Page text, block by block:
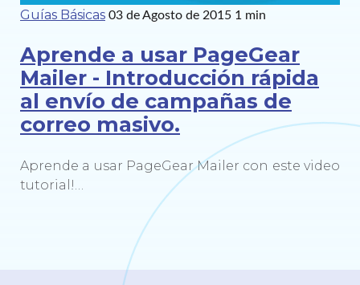
Guías Básicas 03 de Agosto de 2015 1 min
Aprende a usar PageGear
Mailer - Introducción rápida
al envío de campañas de
correo masivo.
Aprende a usar PageGear Mailer con este video
tutorial!…